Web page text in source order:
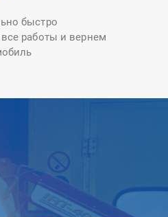
быстро
работы и вернем